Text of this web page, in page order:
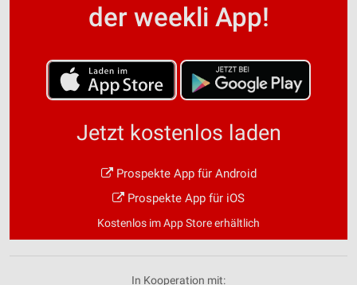
der weekli App!
Jetzt kostenlos laden
Prospekte App für Android
Prospekte App für iOS
Kostenlos im App Store erhältlich
In Kooperation mit: